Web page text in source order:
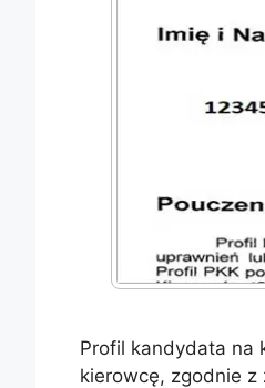
Profil kandydata na
kierowcę, zgodnie z